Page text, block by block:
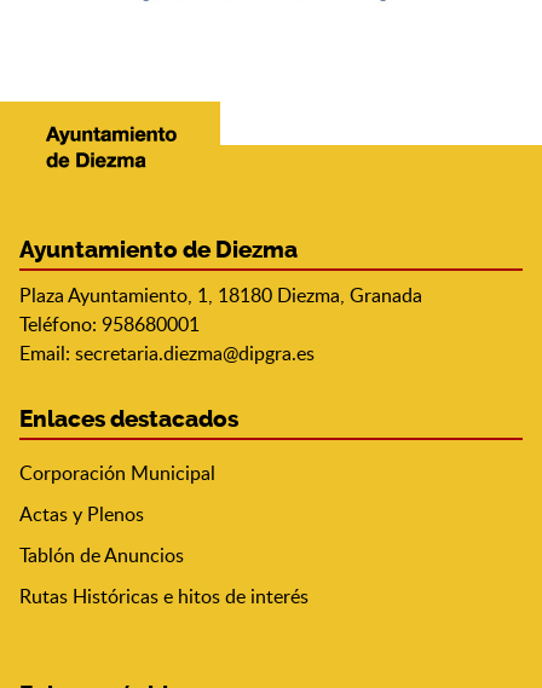
Ayuntamiento de Diezma
Plaza Ayuntamiento, 1, 18180 Diezma, Granada
Teléfono: 958680001
Email: secretaria.diezma@dipgra.es
Enlaces destacados
Corporación Municipal
Actas y Plenos
Tablón de Anuncios
Rutas Históricas e hitos de interés